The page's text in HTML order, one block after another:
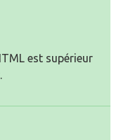
est supérieur